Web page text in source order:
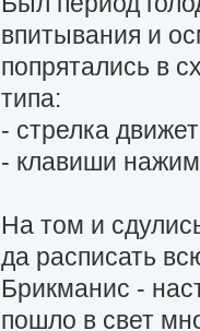
впитывания и
попрятались в
типа:
- стрелка
- клавиши
На том и
да расписать
Брикманис -
пошло в свет